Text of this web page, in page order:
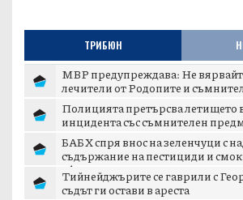
ТРИБЮН
МВР предупреждава: Не
лечители от Родопите и
Полицията претърсва летището
инцидента със съмнителен
БАБХ спря внос на зеленчуци с
съдържание на пестициди и
аф...
Тийнейджърите се гаврили с
съдът ги остави в ареста